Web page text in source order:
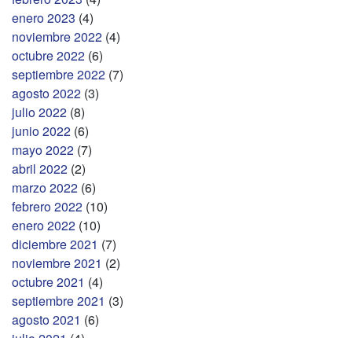
enero 2023 (4)
noviembre 2022 (4)
octubre 2022 (6)
septiembre 2022 (7)
agosto 2022 (3)
julio 2022 (8)
junio 2022 (6)
mayo 2022 (7)
abril 2022 (2)
marzo 2022 (6)
febrero 2022 (10)
enero 2022 (10)
diciembre 2021 (7)
noviembre 2021 (2)
octubre 2021 (4)
septiembre 2021 (3)
agosto 2021 (6)